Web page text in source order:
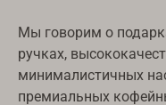
Мы говорим о
ручках,
минималистичных
премиальных